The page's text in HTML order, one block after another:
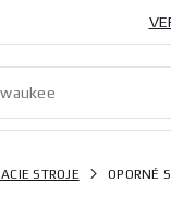
STROJE OPORNÉ